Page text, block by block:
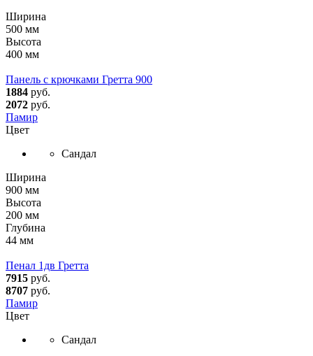
Ширина
500 мм
Высота
400 мм
Панель с крючками Гретта 900
1884 руб.
2072 руб.
Памир
Цвет
Сандал
Ширина
900 мм
Высота
200 мм
Глубина
44 мм
Пенал 1дв Гретта
7915 руб.
8707 руб.
Памир
Цвет
Сандал